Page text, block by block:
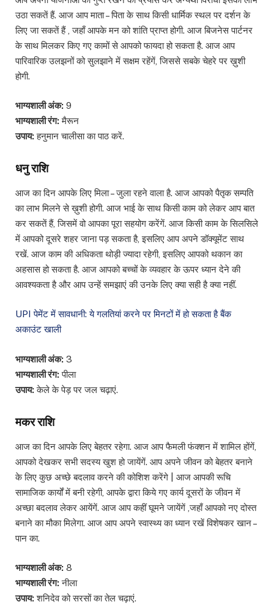
उठा सकतें हैं. आज आप माता – पिता के साथ किसी धार्मिक स्थल पर दर्शन के
लिए जा सकतें हैं , जहाँ आपके मन को शांति प्राप्त होगी. आज बिजनेस पार्टनर
के साथ मिलकर किए गए कामों से आपको फायदा हो सकता है. आज आप
पारिवारिक उलझनों को सुलझाने में सक्षम रहेंगें, जिससे सबके चेहरे पर ख़ुशी
होगी.
भाग्यशाली अंक: 9
भाग्यशाली रंग:मैरून
उपाय:हनुमान चालीसा का पाठ करें.
धनु राशि
आज का दिन आपके लिए मिला – जुला रहने वाला है. आज आपको पैतृक सम्पति
का लाभ मिलने से ख़ुशी होगी. आज भाई के साथ किसी काम को लेकर आप बात
कर सकतें हैं, जिसमें वो आपका पूरा सहयोग करेंगें. आज किसी काम के सिलसिले
में आपको दूसरे शहर जाना पड़ सकता है, इसलिए आप अपने डॉक्यूमेंट साथ
रखें. आज काम की अधिकता थोड़ी ज्यादा रहेगी, इसलिए आपको थकान का
अहसास हो सकता है. आज आपको बच्चों के व्यवहार के ऊपर ध्यान देने की
आवश्यकता है और आप उन्हें समझाएं की उनके लिए क्या सही है क्या नहीं.
UPI पेमेंट में सावधानी: ये गलतियां करने पर मिनटों में हो सकता है बैंक
अकाउंट खाली
भाग्यशाली अंक: 3
भाग्यशाली रंग:पीला
उपाय:केले के पेड़ पर जल चढ़ाएं.
मकर राशि
आज का दिन आपके लिए बेहतर रहेगा. आज आप फैमली फंक्शन में शामिल होंगें,
आपको देखकर सभी सदस्य खुश हो जायेंगें. आप अपने जीवन को बेहतर बनाने
के लिए कुछ अच्छे बदलाव करने की कोशिश करेंगे | आज आपकी रूचि
सामाजिक कार्यों में बनी रहेगी, आपके द्वारा किये गए कार्य दूसरों के जीवन में
अच्छा बदलाव लेकर आयेंगें. आज आप कहीं घूमने जायेंगें ,जहाँ आपको नए दोस्त
बनाने का मौका मिलेगा. आज आप अपने स्वास्थ्य का ध्यान रखें विशेषकर खान –
पान का.
भाग्यशाली अंक: 8
भाग्यशाली रंग:नीला
उपाय:शनिदेव को सरसों का तेल चढ़ाएं.